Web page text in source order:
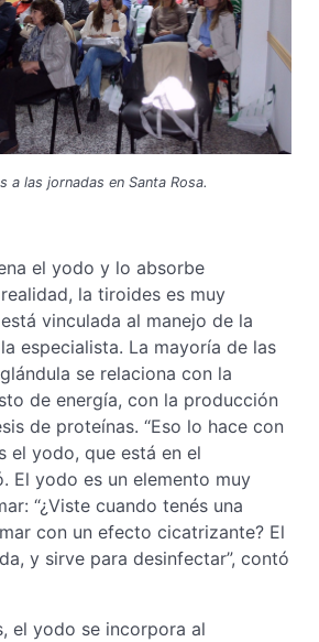
a las jornadas en Santa Rosa.
el yodo y lo absorbe
la tiroides es muy
vinculada al manejo de la
especialista. La mayoría de las
se relaciona con la
de energía, con la producción
de proteínas. “Eso lo hace con
el yodo, que está en el
El yodo es un elemento muy
“¿Viste cuando tenés una
con un efecto cicatrizante? El
y sirve para desinfectar”, contó
el yodo se incorpora al